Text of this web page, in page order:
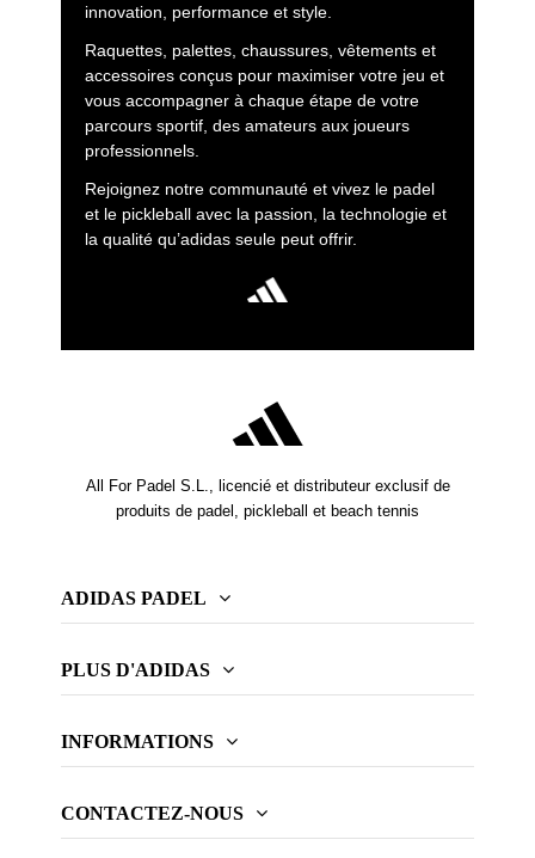
innovation, performance et style.
Raquettes, palettes, chaussures, vêtements et
accessoires conçus pour maximiser votre jeu et
vous accompagner à chaque étape de votre
parcours sportif, des amateurs aux joueurs
professionnels.
Rejoignez notre communauté et vivez le padel
et le pickleball avec la passion, la technologie et
la qualité qu’adidas seule peut offrir.
All For Padel S.L., licencié et distributeur exclusif de
produits de padel, pickleball et beach tennis
ADIDAS PADEL
PLUS D'ADIDAS
INFORMATIONS
CONTACTEZ-NOUS